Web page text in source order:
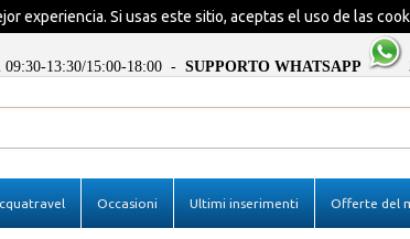
experiencia. Si usas este sitio, aceptas el uso de las
09:30-13:30/15:00-18:00 - SUPPORTO WHATSAPP
Para completar el pedido escribe el nombre
de usuario y la contraseña y luego haz clic
Occasioni Ultimi inserimenti Offerte del